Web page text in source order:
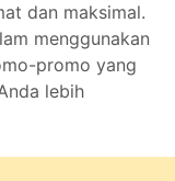
dan maksimal.
menggunakan
promo yang
lebih